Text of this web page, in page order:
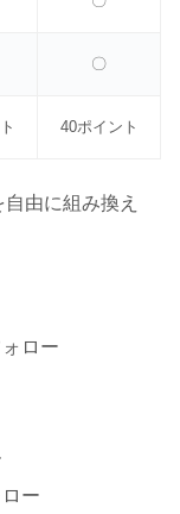
〇
40ポイント
由に組み換え
ロー
ー